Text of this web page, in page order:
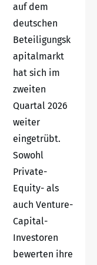
auf dem
deutschen
Beteiligungsk
apitalmarkt
hat sich im
zweiten
Quartal 2026
weiter
eingetrübt.
Sowohl
Private-
Equity- als
auch Venture-
Capital-
Investoren
bewerten ihre